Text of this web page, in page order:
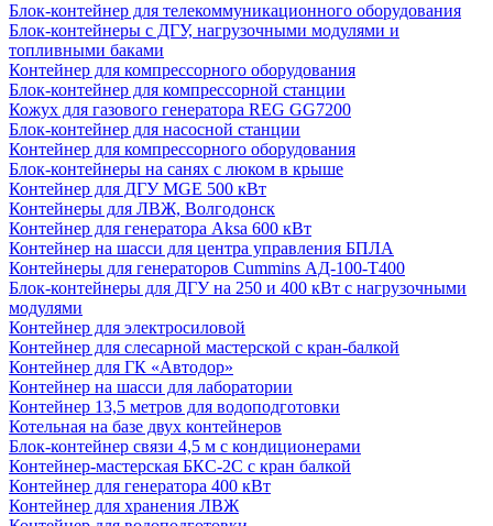
Блок-контейнер для телекоммуникационного оборудования
Блок-контейнеры с ДГУ, нагрузочными модулями и
топливными баками
Контейнер для компрессорного оборудования
Блок-контейнер для компрессорной станции
Кожух для газового генератора REG GG7200
Блок-контейнер для насосной станции
Контейнер для компрессорного оборудования
Блок-контейнеры на санях с люком в крыше
Контейнер для ДГУ MGE 500 кВт
Контейнеры для ЛВЖ, Волгодонск
Контейнер для генератора Aksa 600 кВт
Контейнер на шасси для центра управления БПЛА
Контейнеры для генераторов Cummins АД-100-Т400
Блок-контейнеры для ДГУ на 250 и 400 кВт с нагрузочными
модулями
Контейнер для электросиловой
Контейнер для слесарной мастерской с кран-балкой
Контейнер для ГК «Автодор»
Контейнер на шасси для лаборатории
Контейнер 13,5 метров для водоподготовки
Котельная на базе двух контейнеров
Блок-контейнер связи 4,5 м с кондиционерами
Контейнер-мастерская БКС-2С с кран балкой
Контейнер для генератора 400 кВт
Контейнер для хранения ЛВЖ